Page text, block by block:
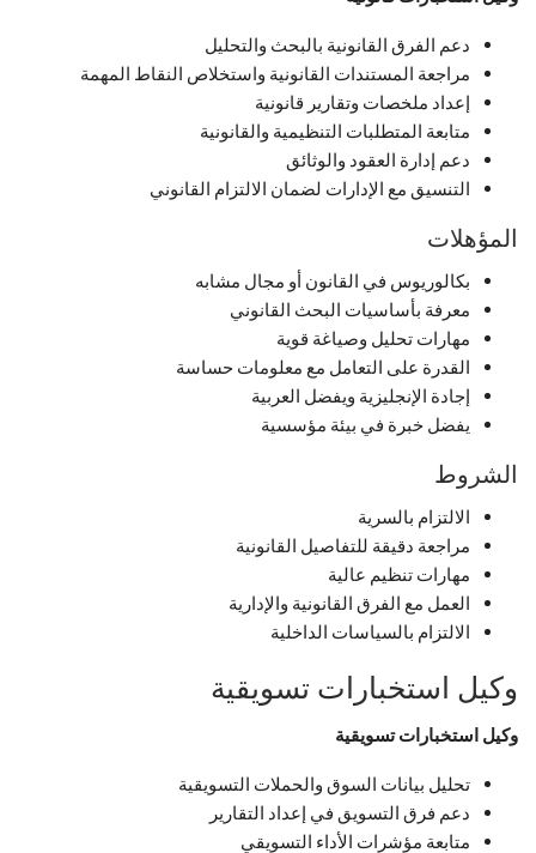
دعم الفرق القانونية بالبحث والتحليل
مراجعة المستندات القانونية واستخلاص النقاط المهمة
إعداد ملخصات وتقارير قانونية
متابعة المتطلبات التنظيمية والقانونية
دعم إدارة العقود والوثائق
التنسيق مع الإدارات لضمان الالتزام القانوني
المؤهلات
بكالوريوس في القانون أو مجال مشابه
معرفة بأساسيات البحث القانوني
مهارات تحليل وصياغة قوية
القدرة على التعامل مع معلومات حساسة
إجادة الإنجليزية ويفضل العربية
يفضل خبرة في بيئة مؤسسية
الشروط
الالتزام بالسرية
مراجعة دقيقة للتفاصيل القانونية
مهارات تنظيم عالية
العمل مع الفرق القانونية والإدارية
الالتزام بالسياسات الداخلية
وكيل استخبارات تسويقية
وكيل استخبارات تسويقية
تحليل بيانات السوق والحملات التسويقية
دعم فرق التسويق في إعداد التقارير
متابعة مؤشرات الأداء التسويقي